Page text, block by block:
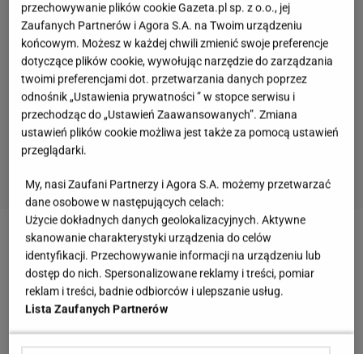
Zobacz wideoZobacz nasz przepis na kotlety
mielone
Najlepsze mięso na kotlety mielone. Z niego wyjdą
miękkie i soczyste
przechowywanie plików cookie Gazeta.pl sp. z o.o., jej
Zaufanych Partnerów i Agora S.A. na Twoim urządzeniu
końcowym. Możesz w każdej chwili zmienić swoje preferencje
dotyczące plików cookie, wywołując narzędzie do zarządzania
twoimi preferencjami dot. przetwarzania danych poprzez
odnośnik „Ustawienia prywatności ” w stopce serwisu i
przechodząc do „Ustawień Zaawansowanych”. Zmiana
ustawień plików cookie możliwa jest także za pomocą ustawień
przeglądarki.
My, nasi Zaufani Partnerzy i Agora S.A. możemy przetwarzać
dane osobowe w następujących celach:
Użycie dokładnych danych geolokalizacyjnych. Aktywne
skanowanie charakterystyki urządzenia do celów
identyfikacji. Przechowywanie informacji na urządzeniu lub
dostęp do nich. Spersonalizowane reklamy i treści, pomiar
reklam i treści, badnie odbiorców i ulepszanie usług.
Lista Zaufanych Partnerów